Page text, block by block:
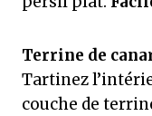
Terrine de
Tartinez
couche de